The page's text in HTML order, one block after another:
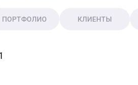
ПОРТФОЛИО КЛИЕНТЫ